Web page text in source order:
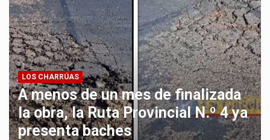
LOS CHARRÚAS
A menos de un mes de finalizada
la obra, la Ruta Provincial N.º 4 ya
presenta baches